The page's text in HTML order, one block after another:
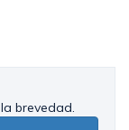
brevedad.